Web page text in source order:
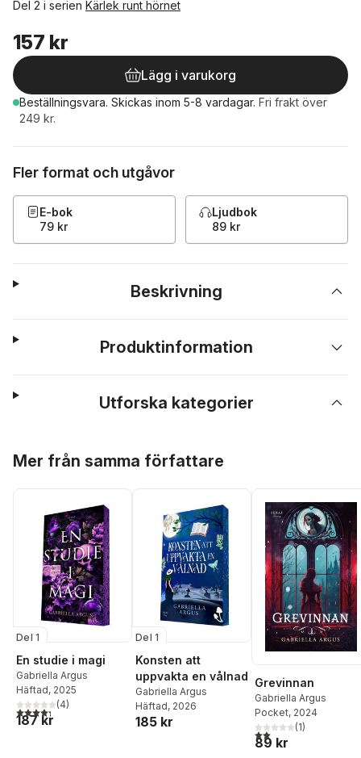
Del 2 i serien Kärlek runt hörnet
157 kr
Lägg i varukorg
Beställningsvara. Skickas inom 5-8 vardagar. Fri frakt över
249 kr.
Fler format och utgåvor
E-bok
79 kr
Ljudbok
89 kr
Beskrivning
Produktinformation
Utforska kategorier
Mer från samma författare
Del 1
En studie i magi
Gabriella Argus
Häftad, 2025
4,3utav 5 stjärnor. Totalt antal röster:
(4)
187 kr
Del 1
Konsten att
uppvakta en vålnad
Gabriella Argus
Häftad, 2026
185 kr
Grevinnan
Gabriella Argus
Pocket, 2024
2,0utav 5 stjärnor.
(1)
89 kr